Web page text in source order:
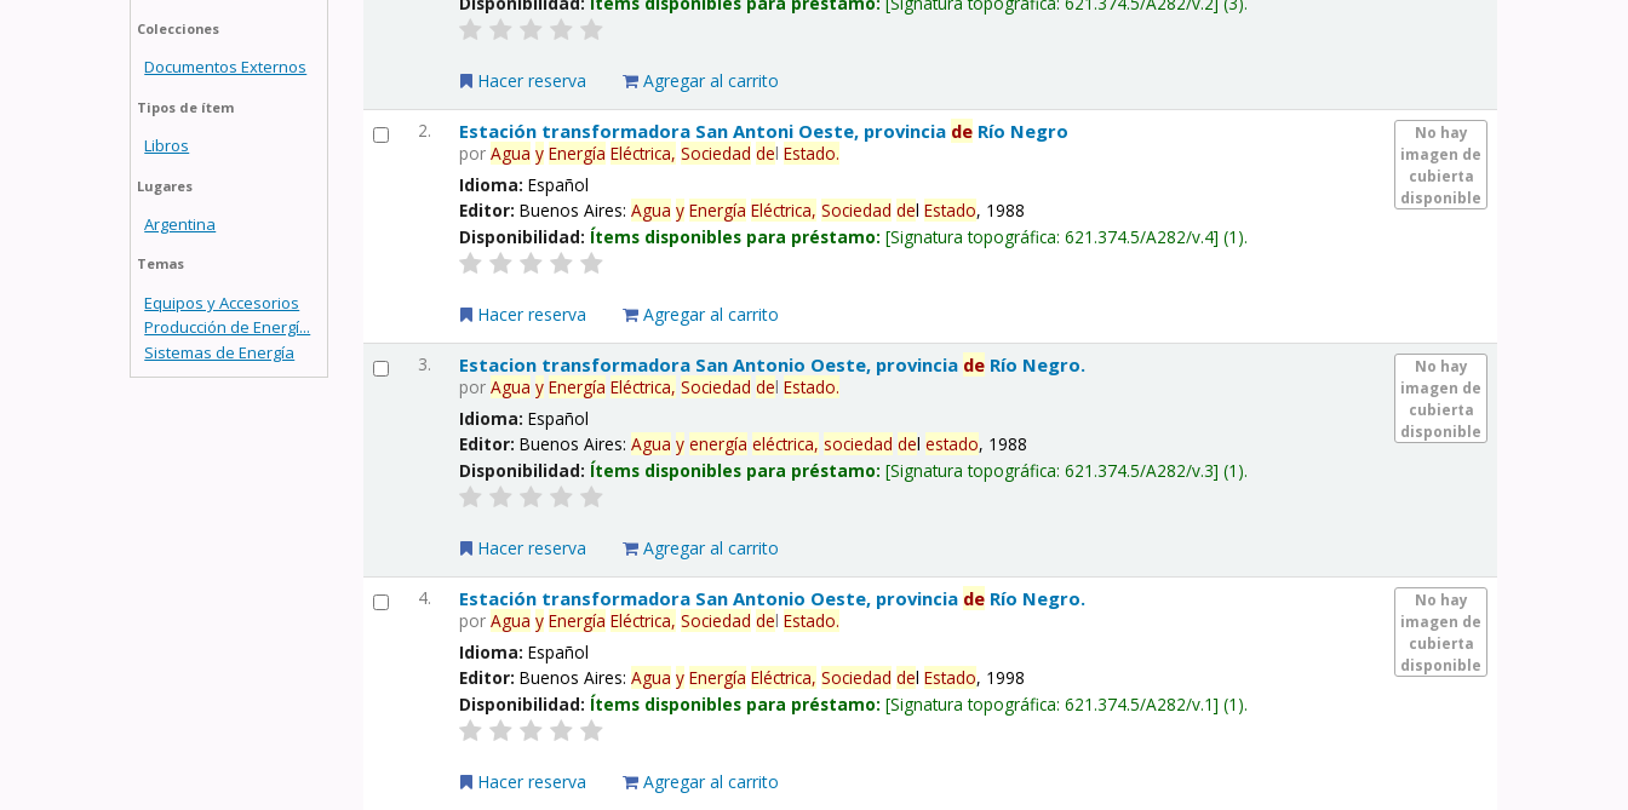
Colecciones
Documentos Externos
Tipos de ítem
Libros
Lugares
Argentina
Temas
Equipos y Accesorios
Producción de Energí...
Sistemas de Energía
Hacer reserva Agregar al carrito
2.
No hay
imagen de
cubierta
disponible
Estación transformadora San Antoni Oeste, provincia de Río Negro
porAgua y Energía Eléctrica, Sociedad delEstado.
Idioma:Español
Editor:Buenos Aires:Agua y Energía Eléctrica, Sociedad delEstado, 1988
Disponibilidad: Ítems disponibles para préstamo: Signatura topográfica:621.374.5/A282/v.4 (1).
Hacer reserva Agregar al carrito
3.
No hay
imagen de
cubierta
disponible
Estacion transformadora San Antonio Oeste, provincia de Río Negro.
porAgua y Energía Eléctrica, Sociedad delEstado.
Idioma:Español
Editor:Buenos Aires:Agua y energía eléctrica, sociedad delestado, 1988
Disponibilidad: Ítems disponibles para préstamo: Signatura topográfica:621.374.5/A282/v.3 (1).
Hacer reserva Agregar al carrito
4.
No hay
imagen de
cubierta
disponible
Estación transformadora San Antonio Oeste, provincia de Río Negro.
porAgua y Energía Eléctrica, Sociedad delEstado.
Idioma:Español
Editor:Buenos Aires:Agua y Energía Eléctrica, Sociedad delEstado, 1998
Disponibilidad: Ítems disponibles para préstamo: Signatura topográfica:621.374.5/A282/v.1 (1).
Hacer reserva Agregar al carrito